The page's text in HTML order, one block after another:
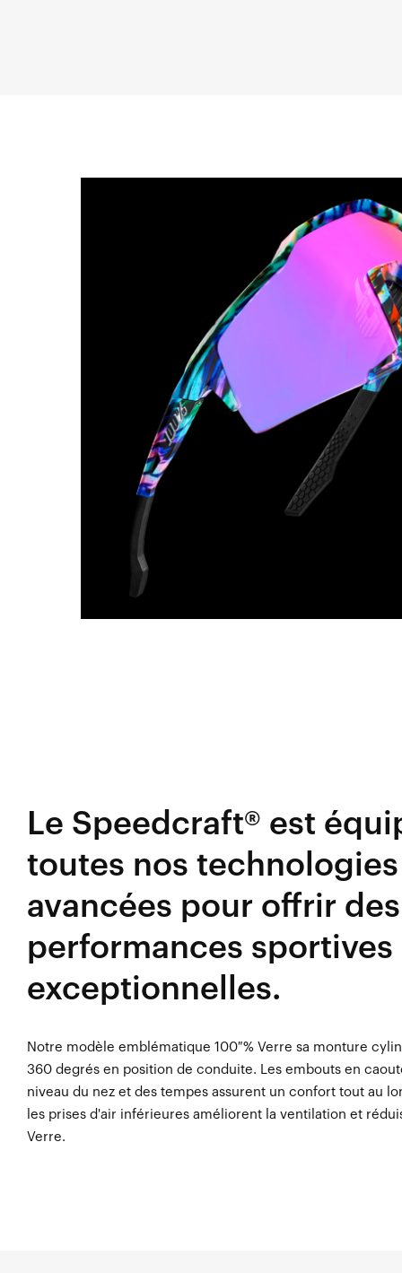
Le Speedcraft® est
toutes nos
avancées pour offrir des
performances sportives
exceptionnelles.
Notre modèle emblématique 100 % Verre sa monture
360 degrés en position de conduite. Les embouts en
niveau du nez et des tempes assurent un confort tout au
les prises d'air inférieures améliorent la ventilation et
Verre.